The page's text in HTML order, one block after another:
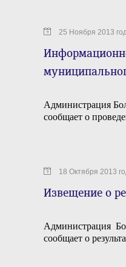
25 Ноября 2013
Администрация
сообщает о
18 Октября 2013
Извещение о
Администрация
сообщает о